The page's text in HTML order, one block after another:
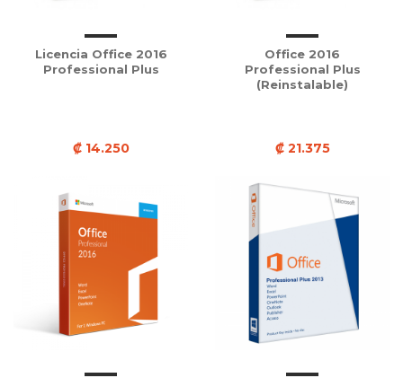
Licencia Office 2016
Professional Plus
₡ 14.250
Office 2016
Professional Plus
(Reinstalable)
₡ 21.375